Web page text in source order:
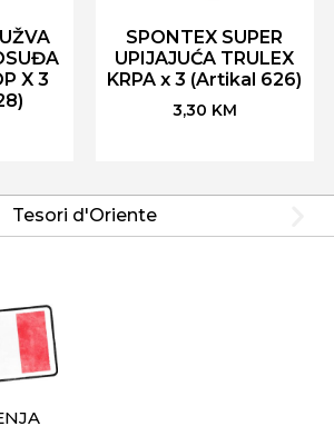
X 3
SPONTEX SUPER
UPIJAJUĆA TRULEX
KRPA x 3 (Artikal 626)
3,30 KM
Tesori d'Oriente